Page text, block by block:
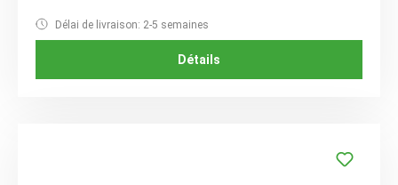
Délai de livraison: 2-5 semaines
Détails